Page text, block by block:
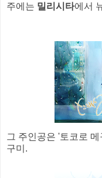
주에는 밀리시타에서
그 주인공은 '토코로
구미.